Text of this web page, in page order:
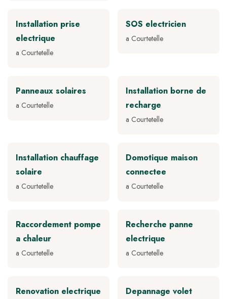
Installation prise
electrique
a Courtetelle
SOS electricien
a Courtetelle
Panneaux solaires
a Courtetelle
Installation borne de
recharge
a Courtetelle
Installation chauffage
solaire
a Courtetelle
Domotique maison
connectee
a Courtetelle
Raccordement pompe
a chaleur
a Courtetelle
Recherche panne
electrique
a Courtetelle
Renovation electrique
Depannage volet